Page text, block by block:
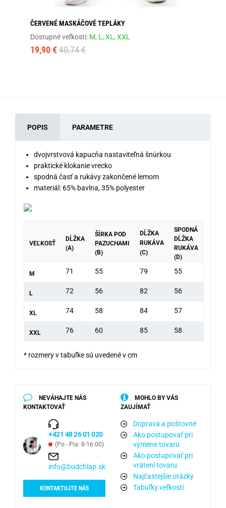
ČERVENÉ MASKÁČOVÉ TEPLÁKY
Dostupné veľkosti: M, L,XL,XXL
19,90 € 40,74 €
POPIS PARAMETRE
dvojvrstvová kapucňa nastaviteľná šnúrkou
praktické klokanie vrecko
spodná časť a rukávy zakončené lemom
materiál: 65% bavlna, 35% polyester
VEĽKOSŤ
DĹŽKA
(A)
ŠÍRKA POD
PAZUCHAMI
(B)
DĹŽKA
RUKÁVA
(C)
SPODNÁ
DĹŽKA
RUKÁVA
(D)
M 71 55 79 55
L 72 56 82 56
XL 74 58 84 57
XXL 76 60 85 58
* rozmery v tabuľke sú uvedené v cm
NEVÁHAJTE NÁS
KONTAKTOVAŤ
+421 48 26 01 020
(Po - Pia: 8-16:00)
info@budchlap.sk
KONTAKTUJTE NÁS
MOHLO BY VÁS
ZAUJÍMAŤ
Doprava a poštovné
Ako postupovať pri
výmene tovaru
Ako postupovať pri
vrátení tovaru
Najčastejšie otázky
Tabuľky veľkostí